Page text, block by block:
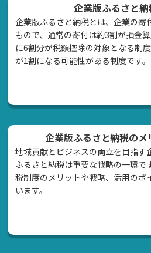
企業版ふるさと納
企業版ふるさと納税とは、企業の寄
もので、通常の寄付は約3割が損金
に6割分が税額控除の対象となる制
が1割になる可能性がある制度です。
企業版ふるさと納税のメ
地域貢献とビジネスの両立を目指す
ふるさと納税は重要な戦略の一環で
税制度のメリットや戦略、活用のポ
います。